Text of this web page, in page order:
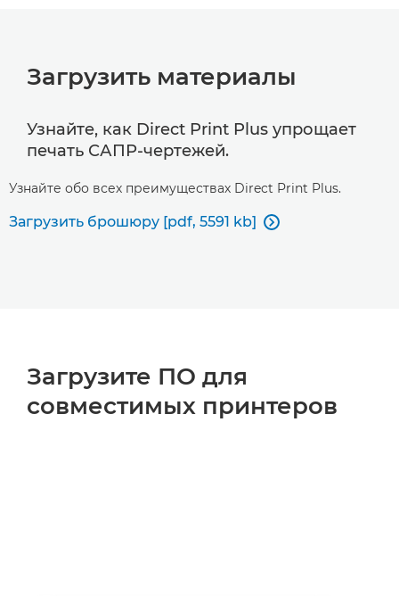
Загрузить материалы
Узнайте, как Direct Print Plus упрощает
печать САПР-чертежей.
Узнайте обо всех преимуществах Direct Print Plus.
Загрузить брошюру [pdf, 5591 kb] 
Загрузите ПО для
совместимых принтеров